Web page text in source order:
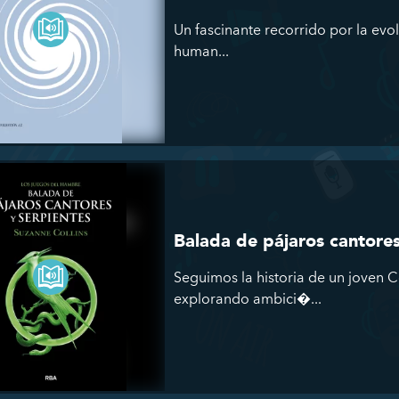
Un fascinante recorrido por la
human...
Balada de pájaros
Seguimos la historia de un joven
explorando ambici�...